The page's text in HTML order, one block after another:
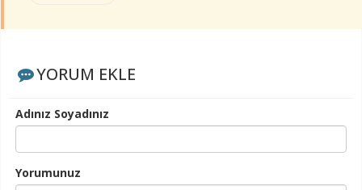
YORUM EKLE
Adınız Soyadınız
Yorumunuz